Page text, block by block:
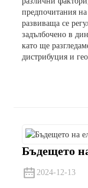
предпочитания
развиваща се
задълбочено в
като ще
дистрибуция и
Бъдещето
2024-12-13